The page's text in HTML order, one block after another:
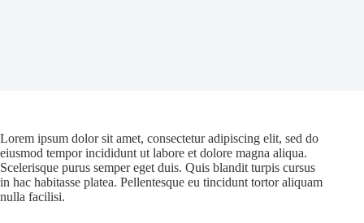
Lorem ipsum dolor sit amet, consectetur adipiscing elit, sed do
eiusmod tempor incididunt ut labore et dolore magna aliqua.
Scelerisque purus semper eget duis. Quis blandit turpis cursus
in hac habitasse platea. Pellentesque eu tincidunt tortor aliquam
nulla facilisi.